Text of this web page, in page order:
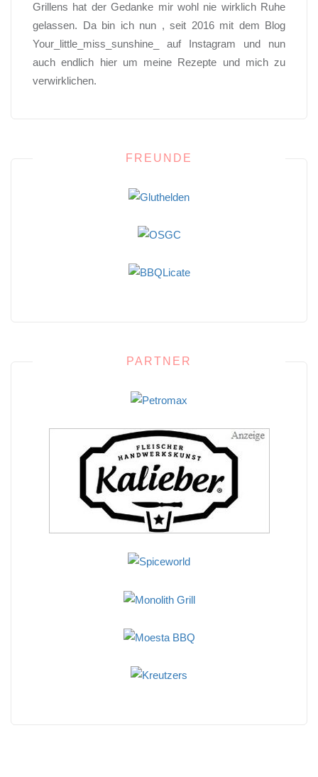
Grillens hat der Gedanke mir wohl nie wirklich Ruhe
gelassen. Da bin ich nun , seit 2016 mit dem Blog
Your_little_miss_sunshine_ auf Instagram und nun
auch endlich hier um meine Rezepte und mich zu
verwirklichen.
FREUNDE
PARTNER